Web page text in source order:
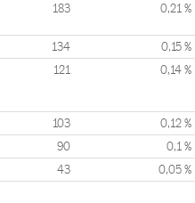
183 0,21 %
134 0,15 %
121 0,14 %
103 0,12 %
90 0,1 %
43 0,05 %